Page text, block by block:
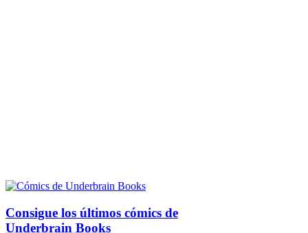
Consigue los últimos cómics de
Underbrain Books